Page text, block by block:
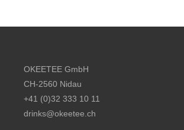
OKEETEE GmbH
CH-2560 Nidau
+41 (0)32 333 10 11
drinks@okeetee.ch